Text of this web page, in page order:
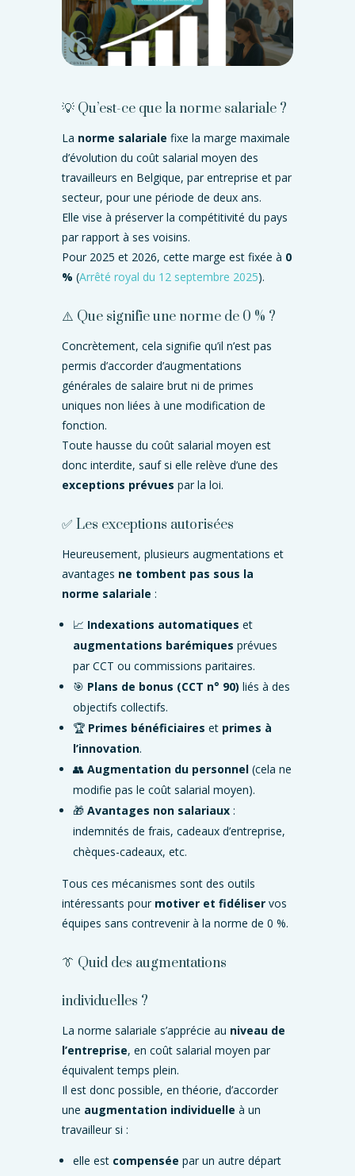
💡 Qu’est-ce que la norme salariale ?
La norme salariale fixe la marge maximale
d’évolution du coût salarial moyen des
travailleurs en Belgique, par entreprise et par
secteur, pour une période de deux ans.
Elle vise à préserver la compétitivité du pays
par rapport à ses voisins.
Pour 2025 et 2026, cette marge est fixée à 0
% (Arrêté royal du 12 septembre 2025).
⚠️ Que signifie une norme de 0 % ?
Concrètement, cela signifie qu’il n’est pas
permis d’accorder d’augmentations
générales de salaire brut ni de primes
uniques non liées à une modification de
fonction.
Toute hausse du coût salarial moyen est
donc interdite, sauf si elle relève d’une des
exceptions prévues par la loi.
✅ Les exceptions autorisées
Heureusement, plusieurs augmentations et
avantages ne tombent pas sous la
norme salariale :
📈 Indexations automatiques et
augmentations barémiques prévues
par CCT ou commissions paritaires.
🎯 Plans de bonus (CCT n° 90) liés à des
objectifs collectifs.
🏆 Primes bénéficiaires et primes à
l’innovation.
👥Augmentation du personnel (cela ne
modifie pas le coût salarial moyen).
🎁Avantages non salariaux :
indemnités de frais, cadeaux d’entreprise,
chèques-cadeaux, etc.
Tous ces mécanismes sont des outils
intéressants pour motiver et fidéliser vos
équipes sans contrevenir à la norme de 0 %.
👔 Quid des augmentations
individuelles ?
La norme salariale s’apprécie au niveau de
l’entreprise, en coût salarial moyen par
équivalent temps plein.
Il est donc possible, en théorie, d’accorder
une augmentation individuelle à un
travailleur si :
elle est compensée par un autre départ